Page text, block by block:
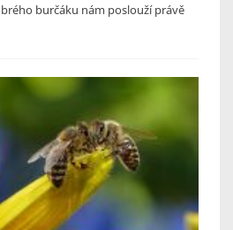
burčáku nám poslouží právě